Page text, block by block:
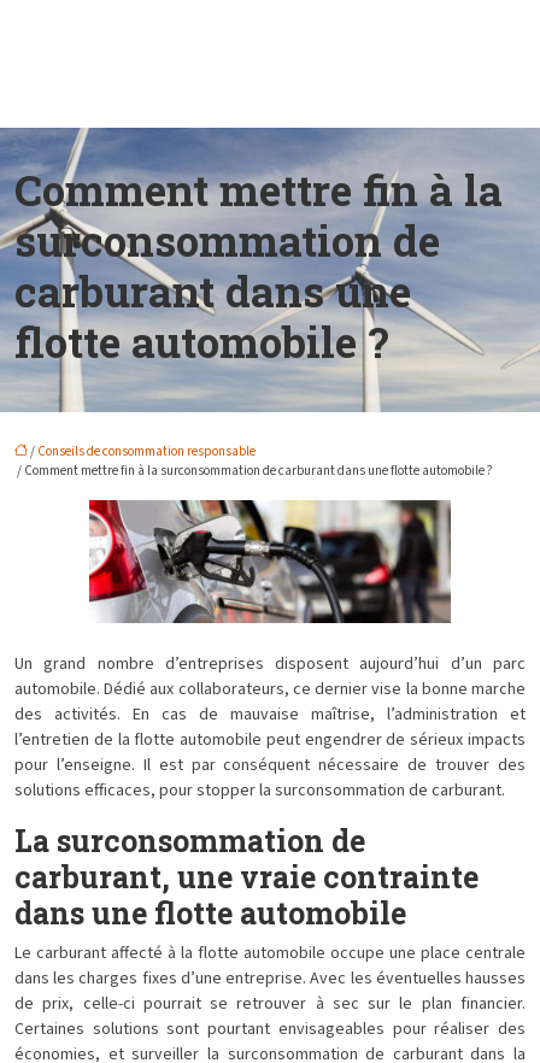
Comment mettre fin à la
surconsommation de
carburant dans une
flotte automobile ?
/ Conseils de consommation responsable
/ Comment mettre fin à la surconsommation de carburant dans une flotte automobile ?
Un grand nombre d’entreprises disposent aujourd’hui d’un parc
automobile. Dédié aux collaborateurs, ce dernier vise la bonne marche
des activités. En cas de mauvaise maîtrise, l’administration et
l’entretien de la flotte automobile peut engendrer de sérieux impacts
pour l’enseigne. Il est par conséquent nécessaire de trouver des
solutions efficaces, pour stopper la surconsommation de carburant.
La surconsommation de
carburant, une vraie contrainte
dans une flotte automobile
Le carburant affecté à la flotte automobile occupe une place centrale
dans les charges fixes d’une entreprise. Avec les éventuelles hausses
de prix, celle-ci pourrait se retrouver à sec sur le plan financier.
Certaines solutions sont pourtant envisageables pour réaliser des
économies, et surveiller la surconsommation de carburant dans la